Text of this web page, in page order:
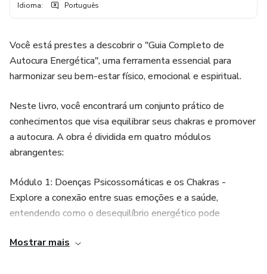
Idioma: Português
Você está prestes a descobrir o "Guia Completo de
Autocura Energética", uma ferramenta essencial para
harmonizar seu bem-estar físico, emocional e espiritual.
Neste livro, você encontrará um conjunto prático de
conhecimentos que visa equilibrar seus chakras e promover
a autocura. A obra é dividida em quatro módulos
abrangentes:
Módulo 1: Doenças Psicossomáticas e os Chakras -
Explore a conexão entre suas emoções e a saúde,
entendendo como o desequilíbrio energético pode
Mostrar mais